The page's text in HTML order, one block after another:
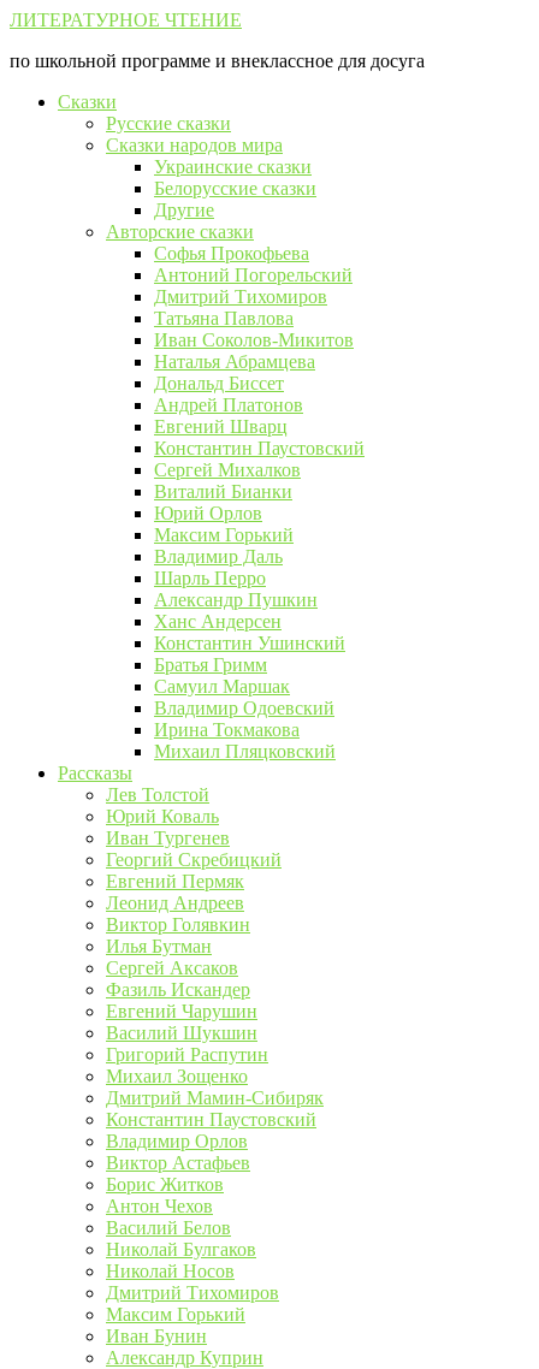
Перейти
контенту
ЛИТЕРАТУРНОЕ ЧТЕНИЕ
по школьной программе и внеклассное для досуга
Сказки
Русские сказки
Сказки народов мира
Украинские сказки
Белорусские сказки
Другие
Авторские сказки
Софья Прокофьева
Антоний Погорельский
Дмитрий Тихомиров
Татьяна Павлова
Иван Соколов-Микитов
Наталья Абрамцева
Дональд Биссет
Андрей Платонов
Евгений Шварц
Константин Паустовский
Сергей Михалков
Виталий Бианки
Юрий Орлов
Максим Горький
Владимир Даль
Шарль Перро
Александр Пушкин
Ханс Андерсен
Константин Ушинский
Братья Гримм
Самуил Маршак
Владимир Одоевский
Ирина Токмакова
Михаил Пляцковский
Рассказы
Лев Толстой
Юрий Коваль
Иван Тургенев
Георгий Скребицкий
Евгений Пермяк
Леонид Андреев
Виктор Голявкин
Илья Бутман
Сергей Аксаков
Фазиль Искандер
Евгений Чарушин
Василий Шукшин
Григорий Распутин
Михаил Зощенко
Дмитрий Мамин-Сибиряк
Константин Паустовский
Владимир Орлов
Виктор Астафьев
Борис Житков
Антон Чехов
Василий Белов
Николай Булгаков
Николай Носов
Дмитрий Тихомиров
Максим Горький
Иван Бунин
Александр Куприн